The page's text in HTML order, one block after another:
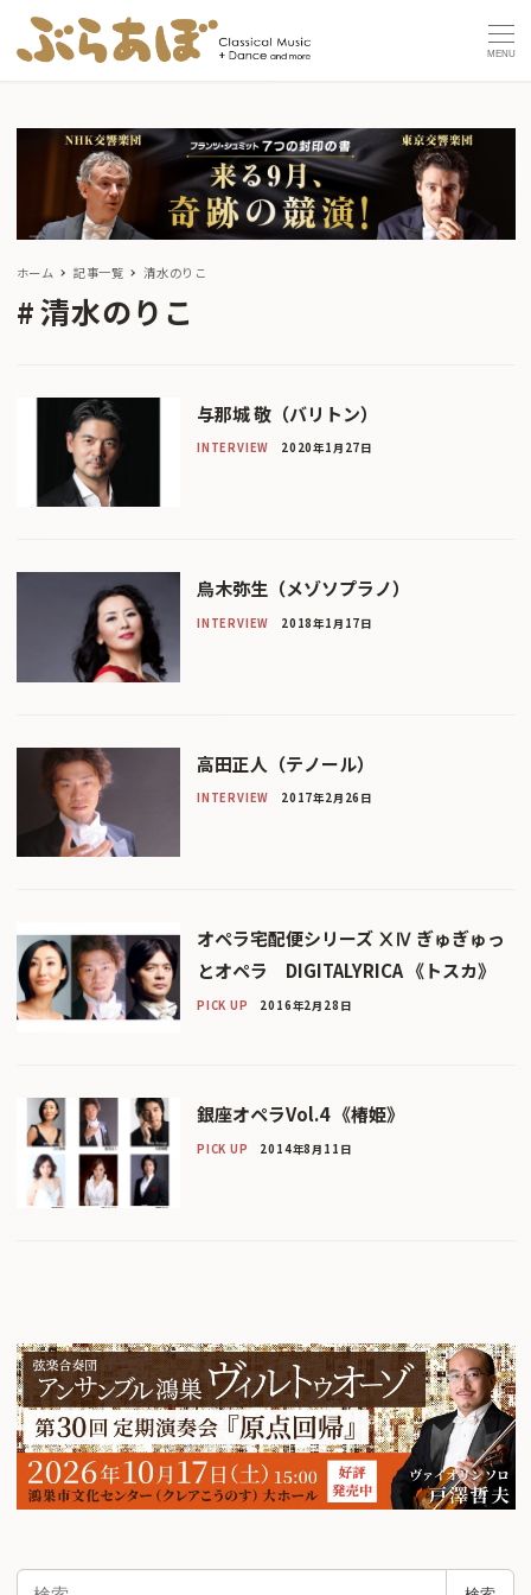
MENU
ホーム 記事一覧 清水のりこ
清水のりこ
与那城 敬（バリトン）
INTERVIEW 2020年1月27日
鳥木弥生（メゾソプラノ）
INTERVIEW 2018年1月17日
高田正人（テノール）
INTERVIEW 2017年2月26日
オペラ宅配便シリーズ ⅩⅣ ぎゅぎゅっ
とオペラ DIGITALYRICA 《トスカ》
PICK UP 2016年2月28日
銀座オペラVol.4 《椿姫》
PICK UP 2014年8月11日